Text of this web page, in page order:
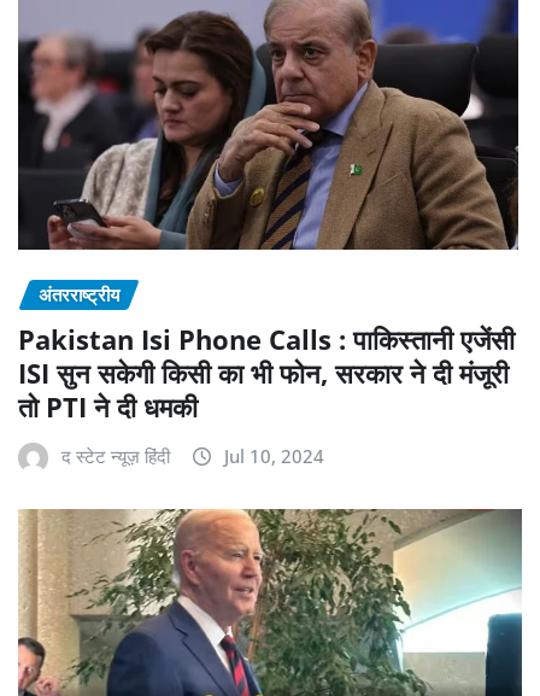
अंतरराष्ट्रीय
Pakistan Isi Phone Calls : पाकिस्तानी एजेंसी
ISI सुन सकेगी किसी का भी फोन, सरकार ने दी मंजूरी
तो PTI ने दी धमकी
द स्टेट न्यूज़ हिंदी Jul 10, 2024